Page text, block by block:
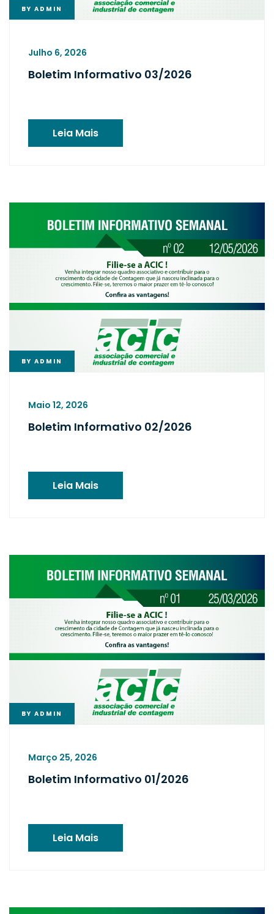
BY ADMIN
Julho 6, 2026
Boletim Informativo 03/2026
Leia Mais
BY ADMIN
Maio 12, 2026
Boletim Informativo 02/2026
Leia Mais
BY ADMIN
Março 25, 2026
Boletim Informativo 01/2026
Leia Mais